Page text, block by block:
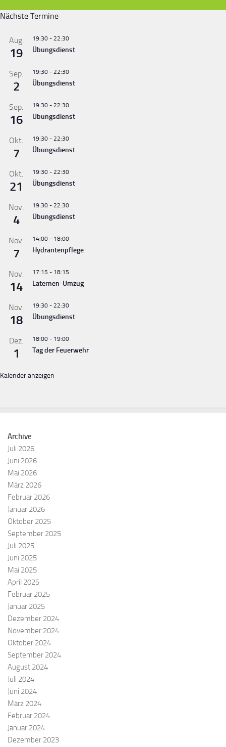
Nächste Termine
Aug.
19
19:30 - 22:30
Übungsdienst
Sep.
2
19:30 - 22:30
Übungsdienst
Sep.
16
19:30 - 22:30
Übungsdienst
Okt.
7
19:30 - 22:30
Übungsdienst
Okt.
21
19:30 - 22:30
Übungsdienst
Nov.
4
19:30 - 22:30
Übungsdienst
Nov.
7
14:00 - 18:00
Hydrantenpflege
Nov.
14
17:15 - 18:15
Laternen-Umzug
Nov.
18
19:30 - 22:30
Übungsdienst
Dez.
1
18:00 - 19:00
Tag der Feuerwehr
Kalender anzeigen
Archive
Juli 2026
Juni 2026
Mai 2026
März 2026
Februar 2026
Januar 2026
Oktober 2025
September 2025
Juli 2025
Juni 2025
Mai 2025
April 2025
Februar 2025
Januar 2025
Dezember 2024
November 2024
Oktober 2024
September 2024
August 2024
Juli 2024
Juni 2024
März 2024
Februar 2024
Januar 2024
Dezember 2023